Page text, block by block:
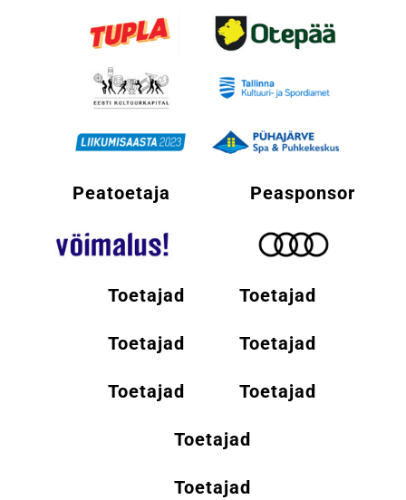
Peatoetaja Peasponsor
Toetajad Toetajad
Toetajad Toetajad
Toetajad Toetajad
Toetajad
Toetajad